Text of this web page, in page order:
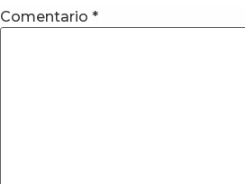
Comentario *